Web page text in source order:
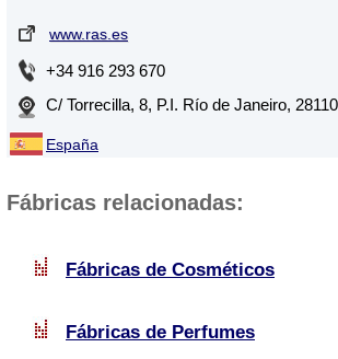
www.ras.es
+34 916 293 670
C/ Torrecilla, 8, P.I. Río de Janeiro,
España
Fábricas relacionadas:
Fábricas de Cosméticos
Fábricas de Perfumes